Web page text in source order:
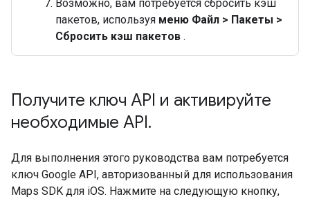
Возможно, вам потребуется сбросить кэш
пакетов, используя меню Файл > Пакеты >
Сбросить кэш пакетов .
Получите ключ API и активируйте
необходимые API.
Для выполнения этого руководства вам потребуется
ключ Google API, авторизованный для использования
Maps SDK для iOS. Нажмите на следующую кнопку,